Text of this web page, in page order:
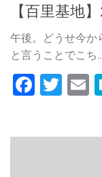
【百里基地
午後。どうせ今か
と言うことでこち...